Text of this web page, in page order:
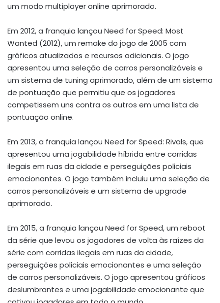
um modo multiplayer online aprimorado.
Em 2012, a franquia lançou Need for Speed: Most
Wanted (2012), um remake do jogo de 2005 com
gráficos atualizados e recursos adicionais. O jogo
apresentou uma seleção de carros personalizáveis e
um sistema de tuning aprimorado, além de um sistema
de pontuação que permitiu que os jogadores
competissem uns contra os outros em uma lista de
pontuação online.
Em 2013, a franquia lançou Need for Speed: Rivals, que
apresentou uma jogabilidade híbrida entre corridas
ilegais em ruas da cidade e perseguições policiais
emocionantes. O jogo também incluiu uma seleção de
carros personalizáveis e um sistema de upgrade
aprimorado.
Em 2015, a franquia lançou Need for Speed, um reboot
da série que levou os jogadores de volta às raízes da
série com corridas ilegais em ruas da cidade,
perseguições policiais emocionantes e uma seleção
de carros personalizáveis. O jogo apresentou gráficos
deslumbrantes e uma jogabilidade emocionante que